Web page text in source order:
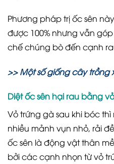
Phương pháp trị ốc sên
được 100% nhưng vẫn
chế chúng bò đến cạnh
>>Một số giống cây trồng
Diệt ốc sên hại rau bằng
Vỏ trứng gà sau khi bóc
nhiều mảnh vụn nhỏ, rải
ốc sên là động vật thân
bởi các cạnh nhọn từ vỏ